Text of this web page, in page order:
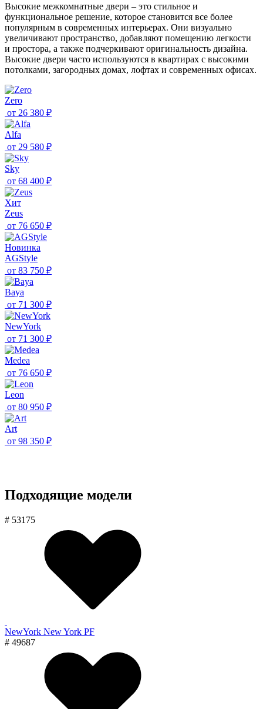
Высокие межкомнатные двери – это стильное и
функциональное решение, которое становится все более
популярным в современных интерьерах. Они визуально
увеличивают пространство, добавляют помещению легкости
и простора, а также подчеркивают оригинальность дизайна.
Высокие двери часто используются в квартирах с высокими
потолками, загородных домах, лофтах и современных офисах.
Zero
от 26 380 ₽
Alfa
от 29 580 ₽
Sky
от 68 400 ₽
Хит
Zeus
от 76 650 ₽
Новинка
AGStyle
от 83 750 ₽
Baya
от 71 300 ₽
NewYork
от 71 300 ₽
Medea
от 76 650 ₽
Leon
от 80 950 ₽
Art
от 98 350 ₽
Подходящие модели
# 53175
NewYork New York PF
# 49687